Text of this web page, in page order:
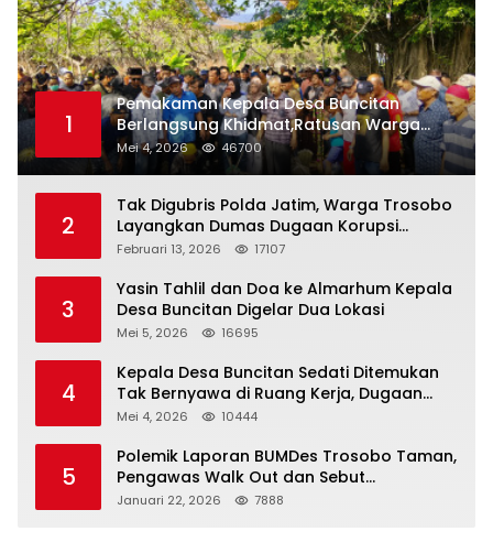
1
Pemakaman Kepala Desa Buncitan
Berlangsung Khidmat,Ratusan Warga
Larut Dalam Duka Yang Mendalam
Mei 4, 2026 46700
2
Tak Digubris Polda Jatim, Warga Trosobo
Layangkan Dumas Dugaan Korupsi
Oknum DPRD Sidoarjo ke Kapolri
Februari 13, 2026 17107
3
Yasin Tahlil dan Doa ke Almarhum Kepala
Desa Buncitan Digelar Dua Lokasi
Mei 5, 2026 16695
4
Kepala Desa Buncitan Sedati Ditemukan
Tak Bernyawa di Ruang Kerja, Dugaan
Bunuh Diri Menguat
Mei 4, 2026 10444
5
Polemik Laporan BUMDes Trosobo Taman,
Pengawas Walk Out dan Sebut
Kejanggalan
Januari 22, 2026 7888